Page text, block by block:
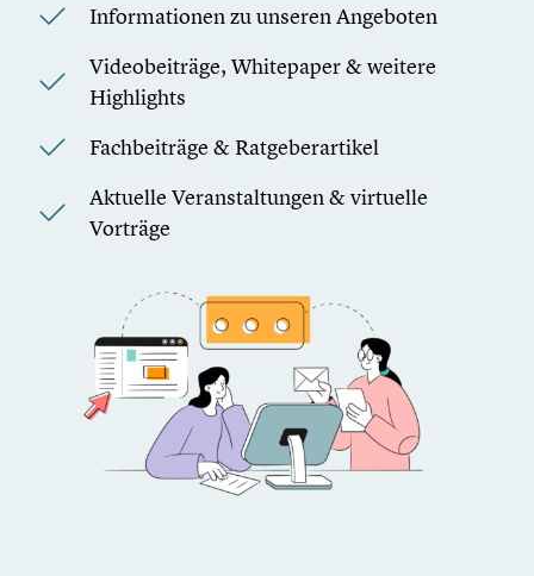
Informationen zu unseren Angeboten
Videobeiträge, Whitepaper & weitere
Highlights
Fachbeiträge & Ratgeberartikel
Aktuelle Veranstaltungen & virtuelle
Vorträge